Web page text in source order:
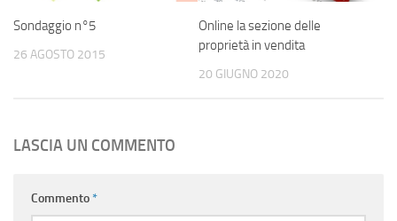
Sondaggio n°5
26 AGOSTO 2015
Online la sezione delle
proprietà in vendita
20 GIUGNO 2020
LASCIA UN COMMENTO
Commento*